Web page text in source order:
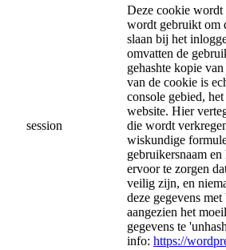
session
Deze cookie wordt
wordt gebruikt om
slaan bij het
omvatten de
gehashte kopie
van de cookie is
console gebied,
website. Hier
die wordt
wiskundige
gebruikersnaam
ervoor te zorgen
veilig zijn, en
deze gegevens
aangezien het
gegevens te
info: https://